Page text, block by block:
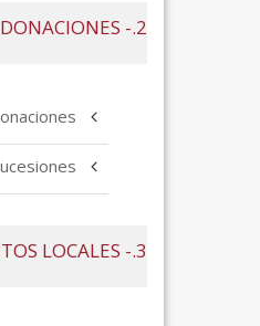
2.- IMPUESTO DE SUCESIONES Y DONACIONES
3.- TRIBUTOS LOCALES